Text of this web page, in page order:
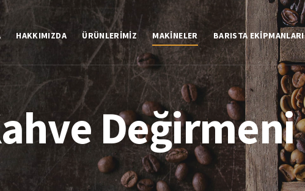
HAKKIMIZDA ÜRÜNLERIMIZ MAKINELER BARISTA EKIPMANLARI
Değirmeni